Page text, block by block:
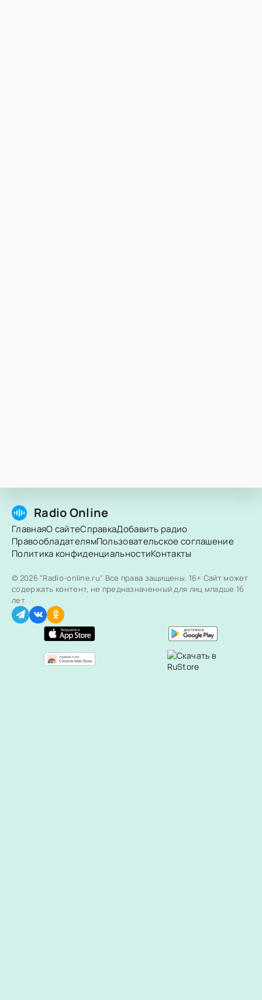
Radio Online
ГлавнаяО сайтеСправкаДобавить радио
ПравообладателямПользовательское соглашение
Политика конфиденциальностиКонтакты
© 2026 "Radio-online.ru" Все права защищены. 16+ Сайт может
содержать контент, не предназначенный для лиц младше 16
лет.